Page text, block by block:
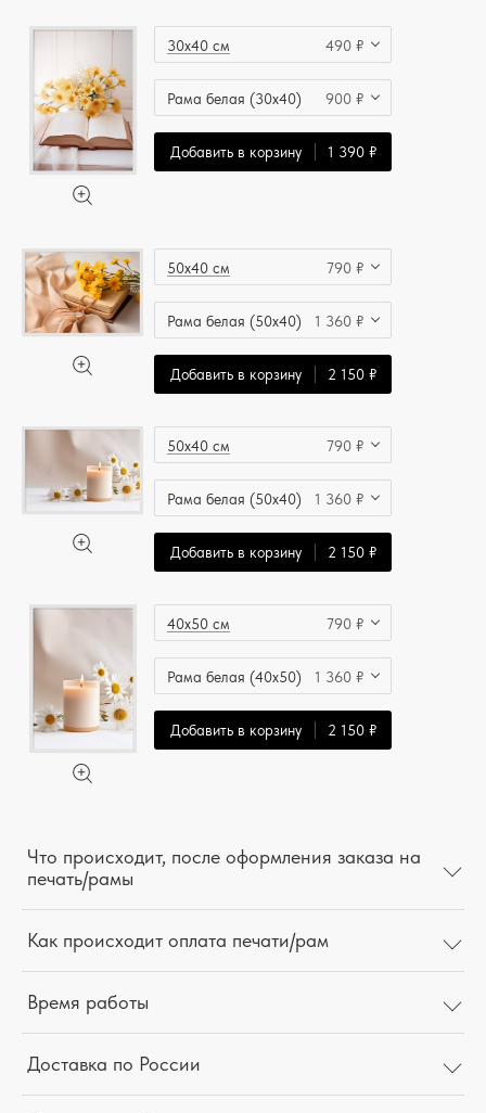
30x40 см 490 ₽
Рама белая (30x40) 900 ₽
Добавить в корзину 1 390 ₽
50x40 см 790 ₽
Рама белая (50x40) 1 360 ₽
Добавить в корзину 2 150 ₽
50x40 см 790 ₽
Рама белая (50x40) 1 360 ₽
Добавить в корзину 2 150 ₽
40x50 см 790 ₽
Рама белая (40x50) 1 360 ₽
Добавить в корзину 2 150 ₽
Что происходит, после оформления заказа на
печать/рамы
Как происходит оплата печати/рам
Время работы
Доставка по России